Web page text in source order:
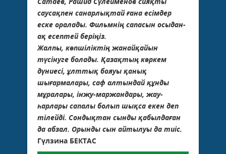
саусақпен санарлықтай ғана есімдер
еске оралады. Фильмнің сапасын осыдан-
ақ есептей беріңіз.
Жалпы, көпшіліктің жанайқайын
түсінуге болады. Қазақтың көркем
дүниесі, ұлттық бояуы қанық
шығармалары, саф алтындай құнды
мұралары, інжу-маржандары, жау­
һарлары сапалы болып шықса екен деп
тілейді. Сондықтан сынды қабылдаған
да абзал. Орынды сын айтылуы да тиіс.
Гүлзина БЕКТАС